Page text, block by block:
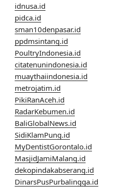
idnusa.id
pidca.id
sman10denpasar.id
ppdmsintang.id
PoultryIndonesia.id
citatenunindonesia.id
muaythaiindonesia.id
metrojatim.id
PikiRanAceh.id
RadarKebumen.id
BaliGlobalNews.id
SidiKlamPung.id
MyDentistGorontalo.id
MasjidJamiMalang.id
dekopindakabserang.id
DinarsPusPurbalingga.id